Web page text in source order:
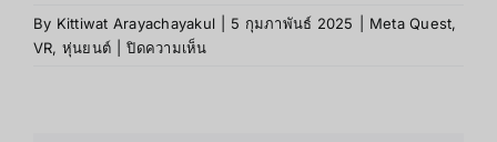
By Kittiwat Arayachayakul 5 กุมภาพันธ์ 2025 Meta Quest,
VR, หุ่นยนต์ ปิดความเห็นบน